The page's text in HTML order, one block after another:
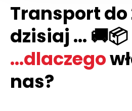
Transport do
dzisiaj ... 🚚📦
...dlaczego
nas?